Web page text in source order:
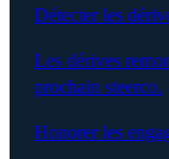
Détecter les
Les dérives
prochain steerco.
Honorer les